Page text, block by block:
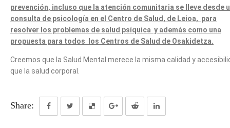
prevención, incluso que la atención comunitaria se lleve desde
consulta de psicología en el Centro de Salud, de Leioa, para
resolver los problemas de salud psíquica y además como una
propuesta para todos los Centros de Salud de Osakidetza.
Creemos que la Salud Mental merece la misma calidad y
que la salud corporal.
Share: